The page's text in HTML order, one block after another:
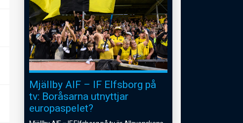
Mjällby AIF – IF Elfsborg på
tv: Boråsarna utnyttjar
europaspelet?